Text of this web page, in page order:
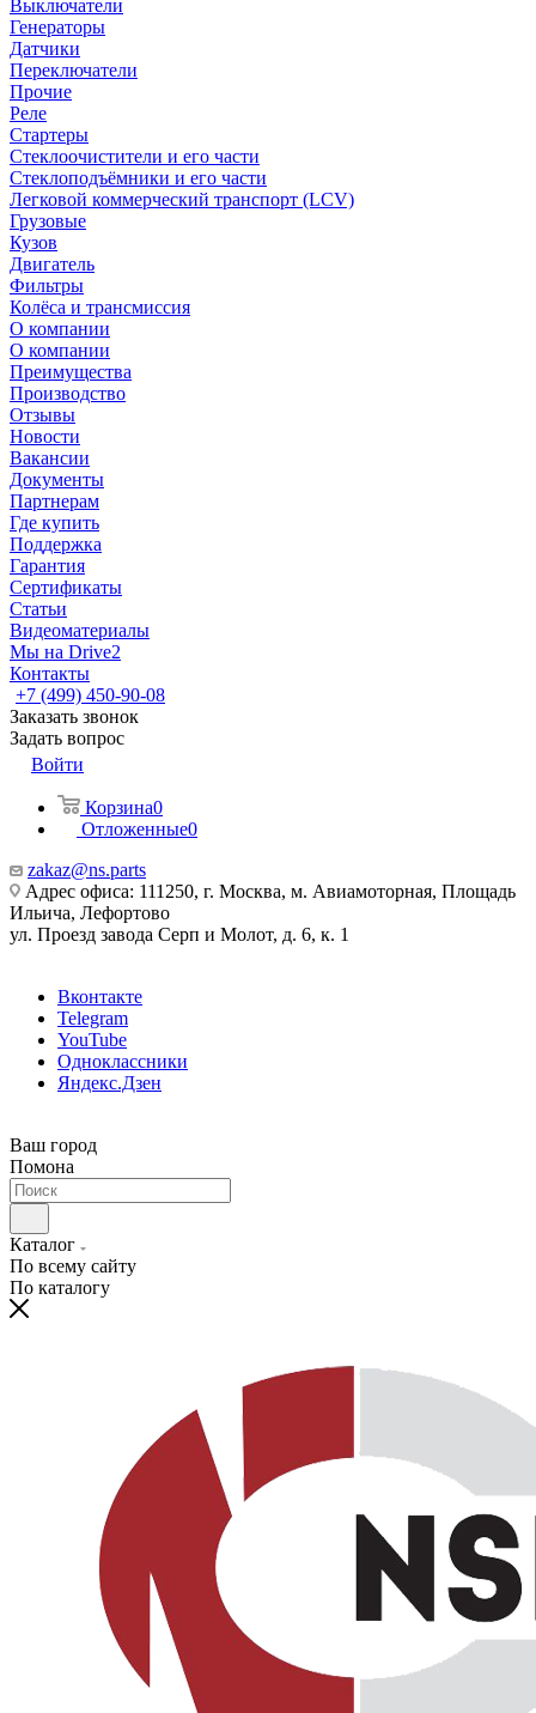
Выключатели
Генераторы
Датчики
Переключатели
Прочие
Реле
Стартеры
Стеклоочистители и его части
Стеклоподъёмники и его части
Легковой коммерческий транспорт (LCV)
Грузовые
Кузов
Двигатель
Фильтры
Колёса и трансмиссия
О компании
О компании
Преимущества
Производство
Отзывы
Новости
Вакансии
Документы
Партнерам
Где купить
Поддержка
Гарантия
Сертификаты
Статьи
Видеоматериалы
Мы на Drive2
Контакты
+7 (499) 450-90-08
Заказать звонок
Задать вопрос
Войти
Корзина0
Отложенные0
zakaz@ns.parts
Адрес офиса: 111250, г. Москва, м. Авиамоторная, Площадь
Ильича, Лефортово
ул. Проезд завода Серп и Молот, д. 6, к. 1
Вконтакте
Telegram
YouTube
Одноклассники
Яндекс.Дзен
Ваш город
Помона
Каталог
По всему сайту
По каталогу